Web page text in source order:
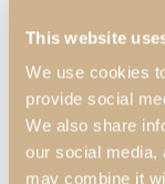
This website
We use cookies
provide social
We also share
our social media,
may combine it